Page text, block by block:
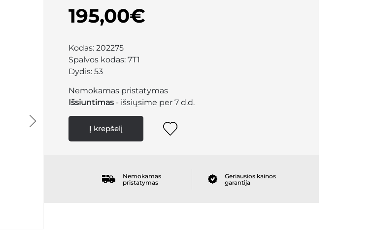
195,00€
Kodas: 202275
Spalvos kodas: 7T1
Dydis: 53
Nemokamas pristatymas
Išsiuntimas - išsiųsime per 7 d.d.
Į krepšelį
Nemokamas
pristatymas
Geriausios kainos
garantija